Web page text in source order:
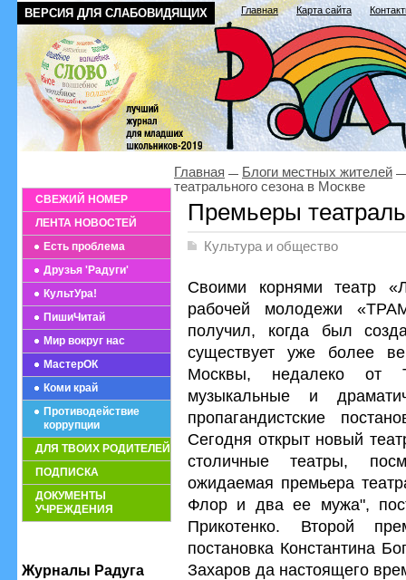
ВЕРСИЯ ДЛЯ СЛАБОВИДЯЩИХ Главная Карта сайта
СВЕЖИЙ НОМЕР
ЛЕНТА НОВОСТЕЙ
Есть проблема
Друзья 'Радуги'
КультУра!
ПишиЧитай
Мир вокруг нас
МастерОК
Коми край
Противодействие
коррупции
ДЛЯ ТВОИХ РОДИТЕЛЕЙ
ПОДПИСКА
ДОКУМЕНТЫ
УЧРЕЖДЕНИЯ
Журналы Радуга
Главная
Блоги местных жителей
театрального сезона в Москве
Премьеры
Культура и общество
Своими корнями театр
рабочей молодежи
получил, когда был
существует уже более
Москвы, недалеко от
музыкальные и
пропагандистские
Сегодня открыт новый
столичные театры,
ожидаемая премьера
Флор и два ее мужа",
Прикотенко. Второй
постановка Константина
Захаров да настоящего